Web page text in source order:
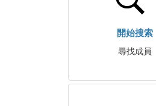
開始搜索
尋找成員